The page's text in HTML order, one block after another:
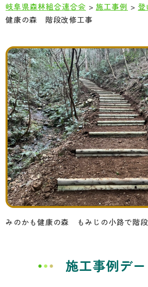
岐阜県森林組合連合会 > 施工事例 > 登
健康の森 階段改修工事
みのかも健康の森 もみじの小路で階
施工事例デー